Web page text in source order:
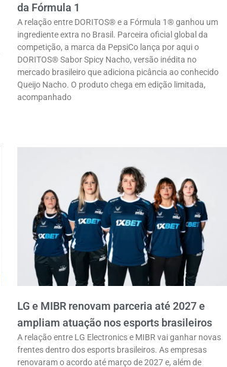
da Fórmula 1
A relação entre DORITOS® e a Fórmula 1® ganhou um
ingrediente extra no Brasil. Parceira oficial global da
competição, a marca da PepsiCo lança por aqui o
DORITOS® Sabor Spicy Nacho, versão inédita no
mercado brasileiro que adiciona picância ao conhecido
Queijo Nacho. O produto chega em edição limitada,
acompanhado
LG e MIBR renovam parceria até 2027 e
ampliam atuação nos esports brasileiros
A relação entre LG Electronics e MIBR vai ganhar novas
frentes dentro dos esports brasileiros. As empresas
renovaram o acordo até março de 2027 e, além de